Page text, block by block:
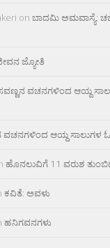
on ಬಾದಮಿ ಅಮವಾಸ್ಯೆ:
ಜ್ಯೋತಿ
ವಚನಗಳಿಂದ ಆಯ್ದ
ವಚನಗಳಿಂದ ಆಯ್ದ ಸಾಲುಗಳ
ಹೊನಲುವಿಗೆ 11 ವರುಶ
ಕವಿತೆ: ಅವಳು
ಹನಿಗವನಗಳು